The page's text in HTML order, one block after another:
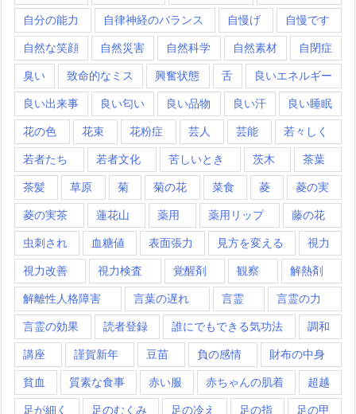
自分の能力 自律神経のバランス 自慢げ 自慢です
自然な笑顔 自然災害 自然科学 自然素材 自閉症
臭い 致命的なミス 興奮状態 舌 良いエネルギー
良い出来事 良い匂い 良い品物 良い汗 良い睡眠
花の色 花束 花粉症 芸人 芸能 若々しく
若者たち 若者文化 苦しいとき 茨木 茶葉
茶髪 草原 菊 菊の花 菜食 菱 菱の実
菱の実茶 蓮花山 薬用 薬用リップ 藤の花
虫刺され 血糖値 表面張力 見方を変える 視力
視力改善 視力検査 覚醒剤 観察 解熱剤
解離性人格障害 言葉の遅れ 言霊 言霊の力
言霊の効果 読者登録 誰にでもできる気功法 調和
講座 謹賀新年 豆苗 負の感情 財布の中身
貧血 質素な食事 赤い服 赤ちゃんの肌着 超越
足が細く 足のむくみ 足の冷え 足の指 足の甲